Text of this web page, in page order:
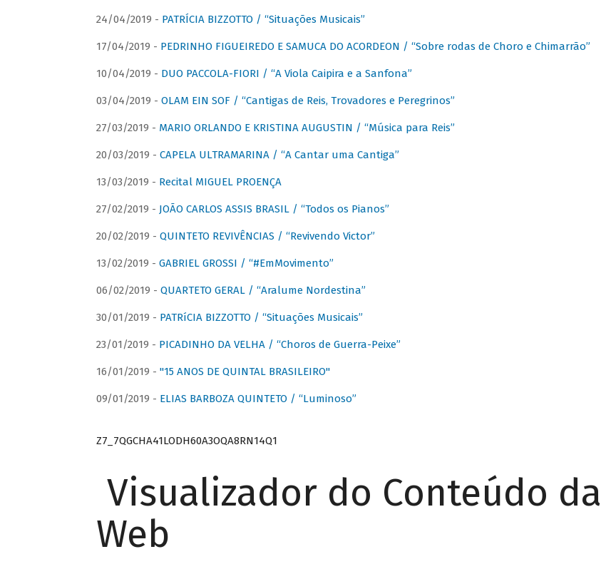
24/04/2019 - PATRÍCIA BIZZOTTO / “Situações Musicais”
17/04/2019 - PEDRINHO FIGUEIREDO E SAMUCA DO ACORDEON / “Sobre rodas de Choro e Chimarrão”
10/04/2019 - DUO PACCOLA-FIORI / “A Viola Caipira e a Sanfona”
03/04/2019 - OLAM EIN SOF / “Cantigas de Reis, Trovadores e Peregrinos”
27/03/2019 - MARIO ORLANDO E KRISTINA AUGUSTIN / “Música para Reis”
20/03/2019 - CAPELA ULTRAMARINA / “A Cantar uma Cantiga”
13/03/2019 - Recital MIGUEL PROENÇA
27/02/2019 - JOÃO CARLOS ASSIS BRASIL / “Todos os Pianos”
20/02/2019 - QUINTETO REVIVÊNCIAS / “Revivendo Victor”
13/02/2019 - GABRIEL GROSSI / “#EmMovimento”
06/02/2019 - QUARTETO GERAL / “Aralume Nordestina”
30/01/2019 - PATRíCIA BIZZOTTO / “Situações Musicais”
23/01/2019 - PICADINHO DA VELHA / “Choros de Guerra-Peixe”
16/01/2019 - "15 ANOS DE QUINTAL BRASILEIRO"
09/01/2019 - ELIAS BARBOZA QUINTETO / “Luminoso”
Z7_7QGCHA41LODH60A3OQA8RN14Q1
Visualizador do Conteúdo da
Web